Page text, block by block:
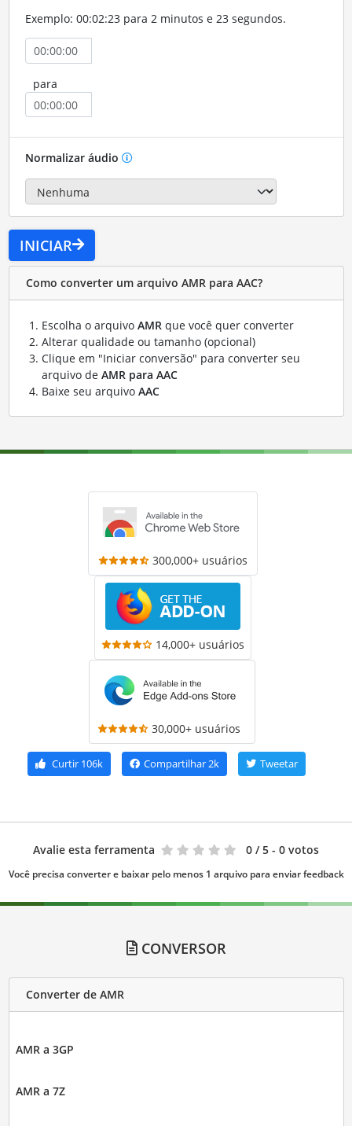
Exemplo: 00:02:23 para 2 minutos e 23 segundos.
para
Normalizar áudio
INICIAR
Como converter um arquivo AMR para AAC?
Escolha o arquivo AMRque você quer converter
Alterar qualidade ou tamanho (opcional)
Clique em "Iniciar conversão" para converter seu
arquivo de AMR para AAC
Baixe seu arquivo AAC
300,000+ usuários
14,000+ usuários
30,000+ usuários
Curtir 106k Compartilhar2k Tweetar
Avalie esta ferramenta 0 / 5 - 0 votos
Você precisa converter e baixar pelo menos 1 arquivo para enviar feedback
CONVERSOR
Converter de AMR
AMR a 3GP
AMR a 7Z